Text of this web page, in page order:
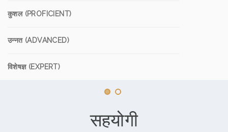
कुशल (PROFICIENT)
उन्नत (ADVANCED)
विशेषज्ञ (EXPERT)
सहयोगी